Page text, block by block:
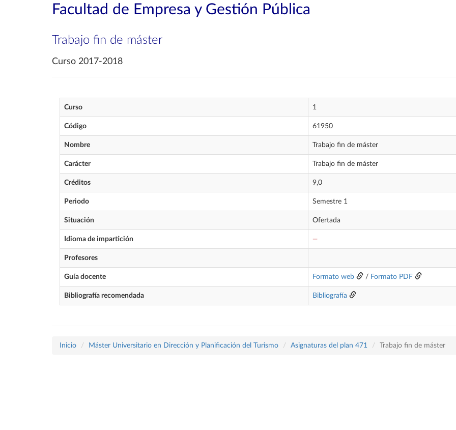
Facultad de Empresa y Gestión Pública
Trabajo fin de máster
Curso 2017-2018
Curso 1
Código 61950
Nombre Trabajo fin de máster
Carácter Trabajo fin de máster
Créditos 9,0
Periodo Semestre 1
Situación Ofertada
Idioma de impartición —
Profesores
Guía docente Formato web / Formato PDF
Bibliografía recomendada Bibliografía
Inicio Máster Universitario en Dirección y Planificación del Turismo Asignaturas del plan 471 Trabajo fin de máster